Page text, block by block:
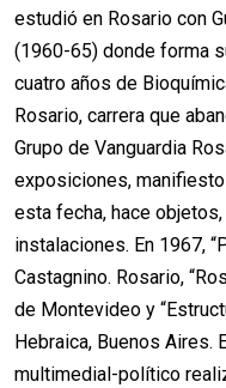
estudió en Rosario con
(1960-65) donde forma
cuatro años de
Rosario, carrera que
Grupo de Vanguardia
exposiciones,
esta fecha, hace
instalaciones. En 1967,
Castagnino. Rosario,
de Montevideo y
Hebraica, Buenos Aires.
multimedial-político